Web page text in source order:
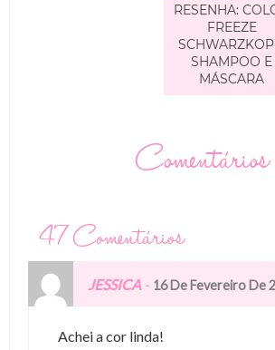
RESENHA:
FREEZE
SHAMPOO E
MÁSCARA
Comentários
47 Comentários
JESSICA- 16 De Fevereiro De
Achei a cor linda!